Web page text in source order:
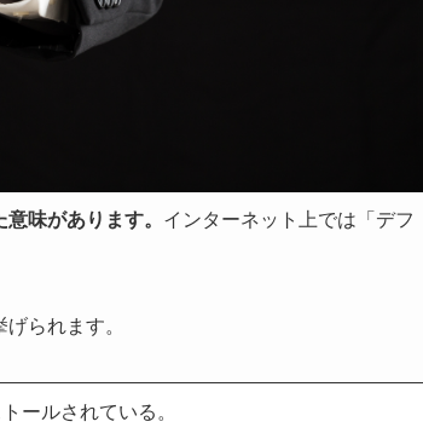
味があります。 インターネット上では「デフ
られます。
ールされている。